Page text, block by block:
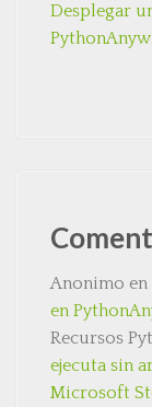
Desplegar
Anonimo en
en
Recursos
ejecuta sin
Microsoft